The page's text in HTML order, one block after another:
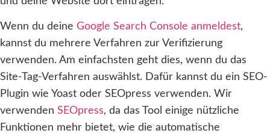
Wenn du deine Google Search Console anmeldest,
kannst du mehrere Verfahren zur Verifizierung
verwenden. Am einfachsten geht dies, wenn du das
Site-Tag-Verfahren auswählst. Dafür kannst du ein SEO-
Plugin wie Yoast oder SEOpress verwenden. Wir
verwenden SEOpress, da das Tool einige nützliche
Funktionen mehr bietet, wie die automatische